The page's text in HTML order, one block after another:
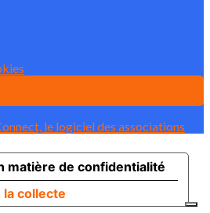
le logiciel des associations
collecte
matière de confidentialité